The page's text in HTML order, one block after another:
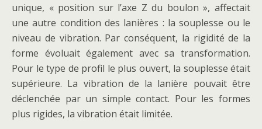
unique, « position sur l’axe Z du boulon », affectait
une autre condition des lanières : la souplesse ou le
niveau de vibration. Par conséquent, la rigidité de la
forme évoluait également avec sa transformation.
Pour le type de profil le plus ouvert, la souplesse était
supérieure. La vibration de la lanière pouvait être
déclenchée par un simple contact. Pour les formes
plus rigides, la vibration était limitée.